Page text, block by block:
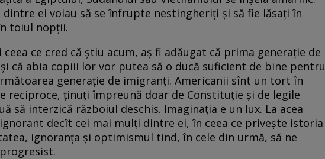
dintre ei voiau să se înfrupte nestingheriți și să fie lăsați în
toiul nopții.
ceea ce cred că știu acum, aș fi adăugat că prima generație de
că abia copiii lor vor putea să o ducă suficient de bine pentru
generație de imigranți. Americanii sînt un tort în
reciproce, ținuți împreună doar de Constituție și de legile
să interzică războiul deschis. Imaginația e un lux. La acea
decît cei mai mulți dintre ei, în ceea ce privește istoria
ignoranța și optimismul tind, în cele din urmă, să ne